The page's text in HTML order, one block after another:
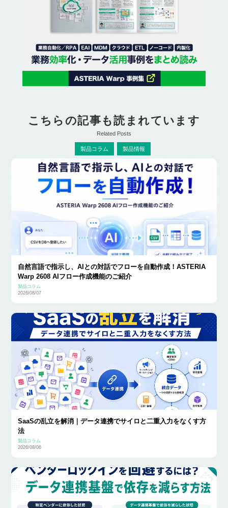
こちらの記事も読まれています
Related Posts
製品コラム 製品情報
自然言語で指示し、AIとの対話でフローを自動作成！ASTERIA
Warp 2608 AIフロー作成機能のご紹介
製品コラム
2026/08/07
SaaSの乱立を解消｜データ連携でサイロと二重入力をなくす方
法
製品コラム
2026/08/06